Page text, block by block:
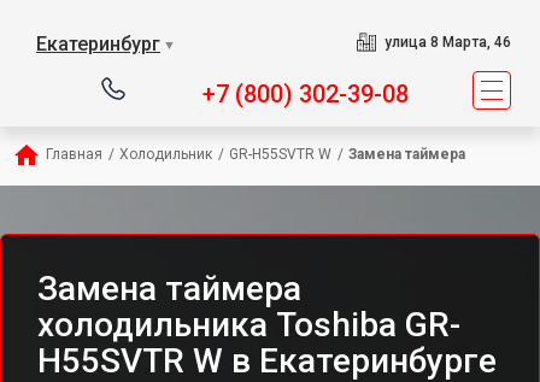
Екатеринбург ▼ улица 8 Марта, 46
+7 (800) 302-39-08
Главная / Холодильник / GR-H55SVTR W / Замена таймера
Замена таймера
холодильника Toshiba GR-
H55SVTR W в Екатеринбурге